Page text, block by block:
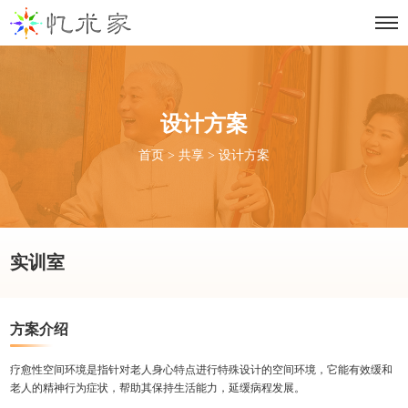
设计方案
首页 > 共享 > 设计方案
实训室
方案介绍
疗愈性空间环境是指针对老人身心特点进行特殊设计的空间环境，它能有效缓和
老人的精神行为症状，帮助其保持生活能力，延缓病程发展。